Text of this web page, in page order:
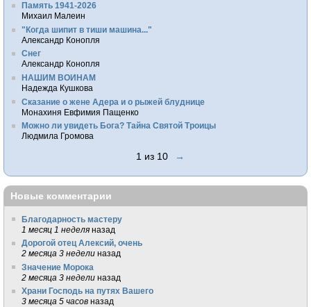
Память 1941-2026
Михаил Малеин
"Когда шипит в тиши машина..."
Александр Конопля
Снег
Александр Конопля
НАШИМ ВОИНАМ
Надежда Кушкова
Сказание о жене Адера и о рыжей блуднице
Монахиня Евфимия Пащенко
Можно ли увидеть Бога? Тайна Святой Троицы
Людмила Громова
1 из 10 →
Новые комментарии
Благодарность мастеру
1 месяц 1 неделя назад
Дорогой отец Алексий, очень
2 месяца 3 недели назад
Значение Морока
2 месяца 3 недели назад
Храни Господь на путях Вашего
3 месяца 5 часов назад